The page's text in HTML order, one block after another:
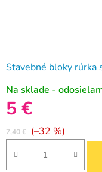
Stavebné bloky rúrka
Na sklade -
5 €
7,40 € (–32 %)